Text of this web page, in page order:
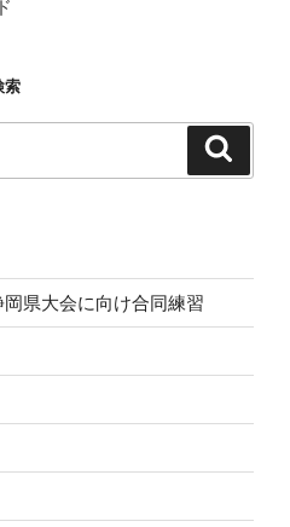
索
県大会に向け合同練習